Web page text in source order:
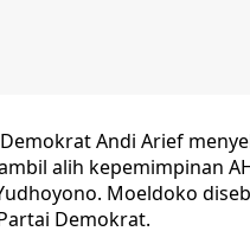
Demokrat Andi Arief
alih kepemimpinan
Moeldoko
Demokrat.